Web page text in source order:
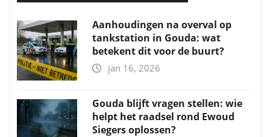
Aanhoudingen na overval op
tankstation in Gouda: wat
betekent dit voor de buurt?
jan 16, 2026
Gouda blijft vragen stellen: wie
helpt het raadsel rond Ewoud
Siegers oplossen?